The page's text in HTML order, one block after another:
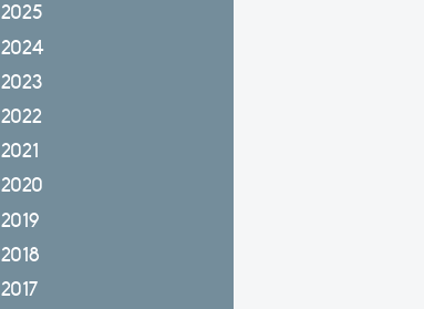
2025
2024
2023
2022
2021
2020
2019
2018
2017